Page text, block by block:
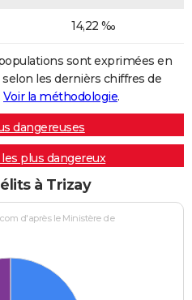
14,22 ‰
sont exprimées en
les dernièrs chiffres de
Voir la méthodologie.
dangereuses
plus dangereux
à Trizay
d'après le Ministère de